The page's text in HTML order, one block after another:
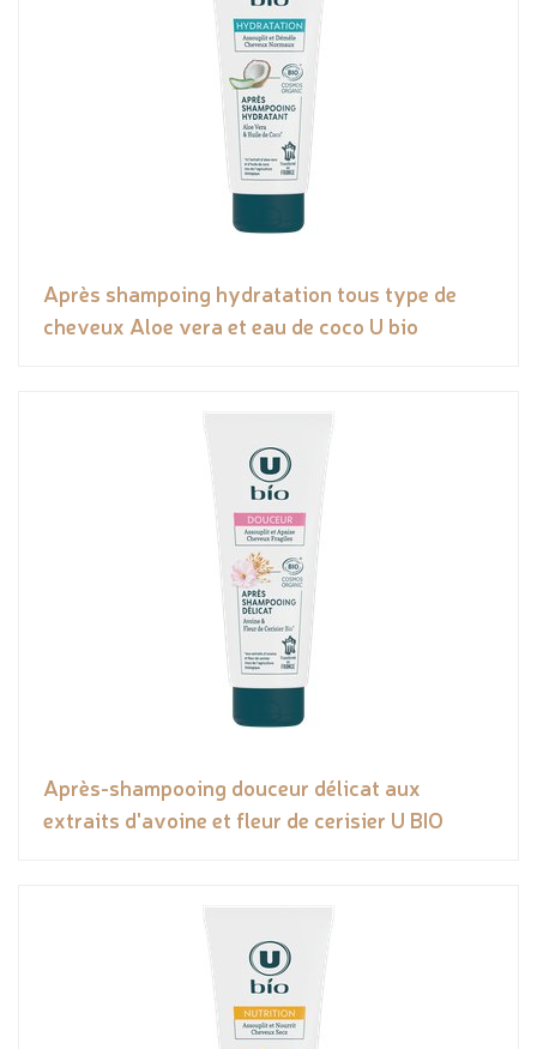
Après shampoing hydratation tous type de
cheveux Aloe vera et eau de coco U bio
Après-shampooing douceur délicat aux
extraits d'avoine et fleur de cerisier U BIO